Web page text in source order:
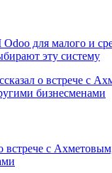
для малого и
эту систему
встрече с